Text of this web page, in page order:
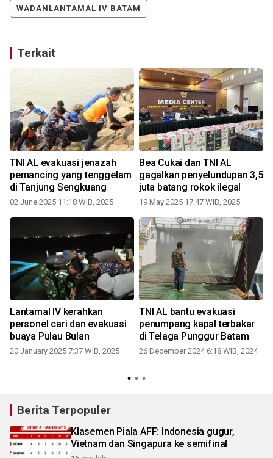
WADANLANTAMAL IV BATAM
Terkait
TNI AL evakuasi jenazah
pemancing yang tenggelam
di Tanjung Sengkuang
02 June 2025 11:18 WIB, 2025
Bea Cukai dan TNI AL
gagalkan penyelundupan 3,5
juta batang rokok ilegal
19 May 2025 17:47 WIB, 2025
Lantamal IV kerahkan
personel cari dan evakuasi
buaya Pulau Bulan
20 January 2025 7:37 WIB, 2025
TNI AL bantu evakuasi
penumpang kapal terbakar
di Telaga Punggur Batam
26 December 2024 6:18 WIB, 2024
Berita Terpopuler
Klasemen Piala AFF: Indonesia gugur,
Vietnam dan Singapura ke semifinal